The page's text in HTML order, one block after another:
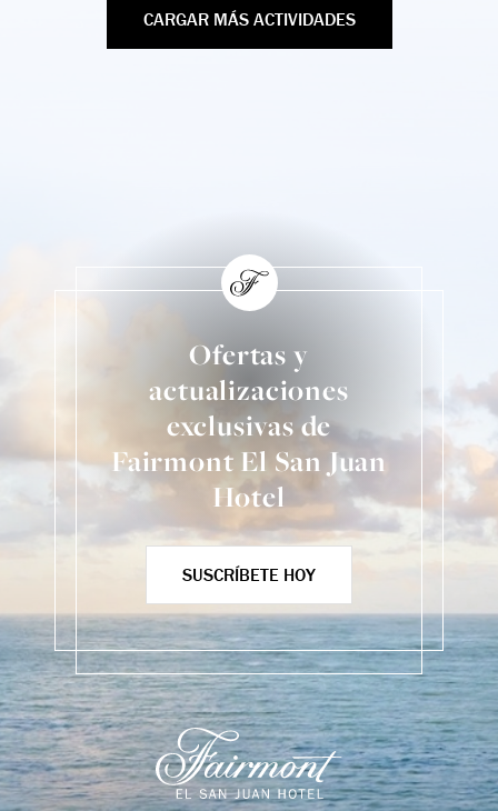
CARGAR MÁS ACTIVIDADES
Ofertas y
actualizaciones
exclusivas de
Fairmont El San Juan
Hotel
SUSCRÍBETE HOY